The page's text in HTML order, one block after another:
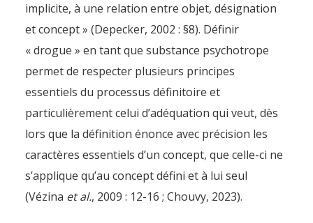
implicite, à une relation entre objet, désignation
et concept » (Depecker, 2002 : §8). Définir
« drogue » en tant que substance psychotrope
permet de respecter plusieurs principes
essentiels du processus définitoire et
particulièrement celui d’adéquation qui veut, dès
lors que la définition énonce avec précision les
caractères essentiels d’un concept, que celle-ci ne
s’applique qu’au concept défini et à lui seul
(Vézina et al., 2009 : 12-16 ; Chouvy, 2023).